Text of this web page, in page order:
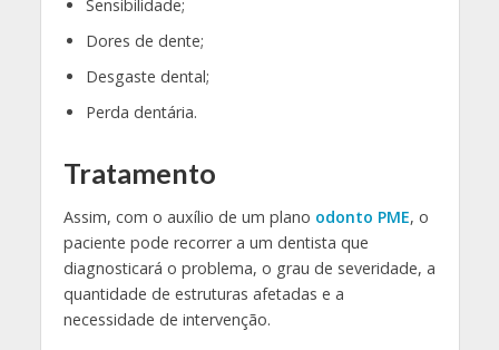
Sensibilidade;
Dores de dente;
Desgaste dental;
Perda dentária.
Tratamento
Assim, com o auxílio de um plano odonto PME, o
paciente pode recorrer a um dentista que
diagnosticará o problema, o grau de severidade, a
quantidade de estruturas afetadas e a
necessidade de intervenção.